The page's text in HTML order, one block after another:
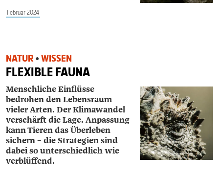
Februar 2024
NATUR • WISSEN
FLEXIBLE FAUNA
Menschliche Einflüsse
bedrohen den Lebensraum
vieler Arten. Der Klimawandel
verschärft die Lage. Anpassung
kann Tieren das Überleben
sichern – die Strategien sind
dabei so unterschiedlich wie
verblüffend.